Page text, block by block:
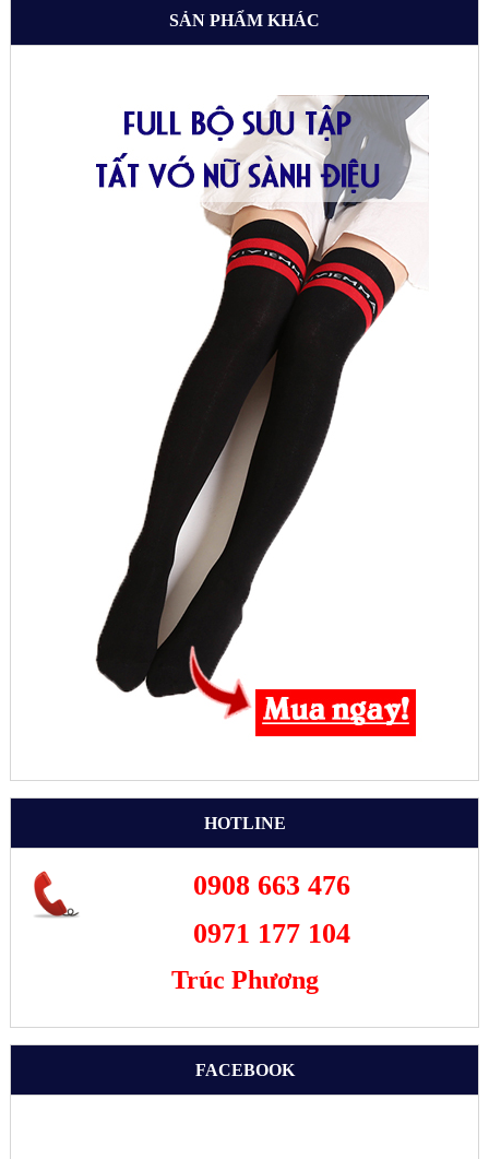
SẢN PHẨM KHÁC
HOTLINE
0908 663 476
0971 177 104
Trúc Phương
FACEBOOK